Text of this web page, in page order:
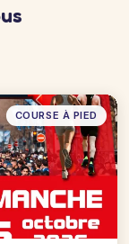
COURSE À PIED